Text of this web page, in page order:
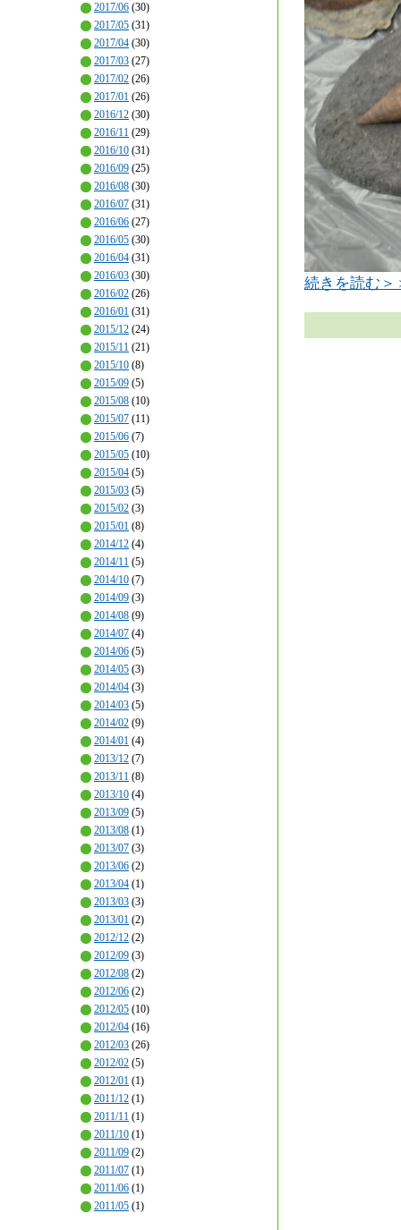
2017/06 (30)
2017/05 (31)
2017/04 (30)
2017/03 (27)
2017/02 (26)
2017/01 (26)
2016/12 (30)
2016/11 (29)
2016/10 (31)
2016/09 (25)
2016/08 (30)
2016/07 (31)
2016/06 (27)
2016/05 (30)
2016/04 (31)
2016/03 (30)
2016/02 (26)
2016/01 (31)
2015/12 (24)
2015/11 (21)
2015/10 (8)
2015/09 (5)
2015/08 (10)
2015/07 (11)
2015/06 (7)
2015/05 (10)
2015/04 (5)
2015/03 (5)
2015/02 (3)
2015/01 (8)
2014/12 (4)
2014/11 (5)
2014/10 (7)
2014/09 (3)
2014/08 (9)
2014/07 (4)
2014/06 (5)
2014/05 (3)
2014/04 (3)
2014/03 (5)
2014/02 (9)
2014/01 (4)
2013/12 (7)
2013/11 (8)
2013/10 (4)
2013/09 (5)
2013/08 (1)
2013/07 (3)
2013/06 (2)
2013/04 (1)
2013/03 (3)
2013/01 (2)
2012/12 (2)
2012/09 (3)
2012/08 (2)
2012/06 (2)
2012/05 (10)
2012/04 (16)
2012/03 (26)
2012/02 (5)
2012/01 (1)
2011/12 (1)
2011/11 (1)
2011/10 (1)
2011/09 (2)
2011/07 (1)
2011/06 (1)
2011/05 (1)
続きを読む＞